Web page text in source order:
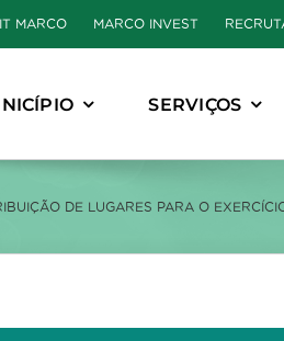
MARCO MARCO INVEST
SERVIÇOS
DE LUGARES PARA O